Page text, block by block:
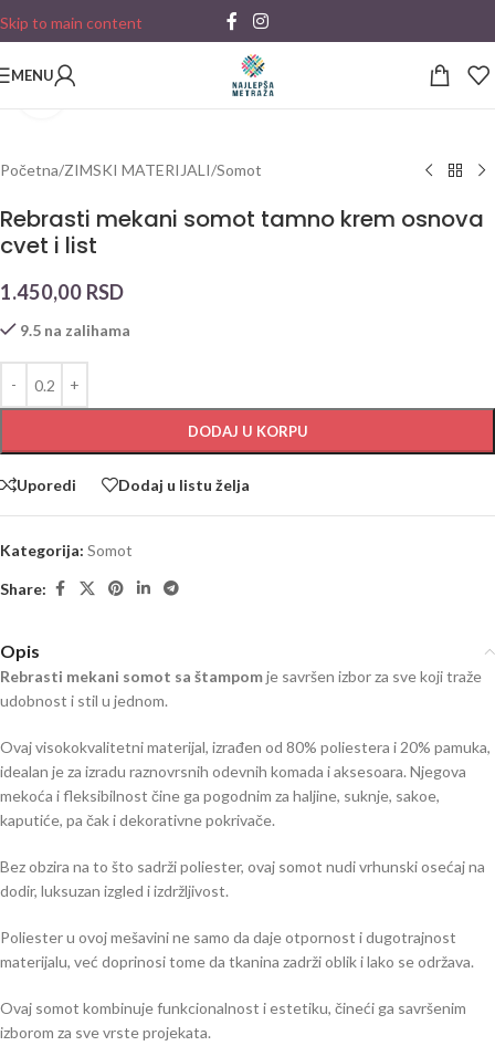
Skip to main content
MENU
Početna/ZIMSKI MATERIJALI/Somot
Rebrasti mekani somot tamno krem osnova
cvet i list
1.450,00 RSD
9.5 na zalihama
DODAJ U KORPU
Uporedi Dodaj u listu želja
Kategorija: Somot
Share:
Opis
Rebrasti mekani somot sa štampomje savršen izbor za sve koji traže
udobnost i stil u jednom.
Ovaj visokokvalitetni materijal, izrađen od 80% poliestera i 20% pamuka,
idealan je za izradu raznovrsnih odevnih komada i aksesoara. Njegova
mekoća i fleksibilnost čine ga pogodnim za haljine, suknje, sakoe,
kaputiće, pa čak i dekorativne pokrivače.
Bez obzira na to što sadrži poliester, ovaj somot nudi vrhunski osećaj na
dodir, luksuzan izgled i izdržljivost.
Poliester u ovoj mešavini ne samo da daje otpornost i dugotrajnost
materijalu, već doprinosi tome da tkanina zadrži oblik i lako se održava.
Ovaj somot kombinuje funkcionalnost i estetiku, čineći ga savršenim
izborom za sve vrste projekata.